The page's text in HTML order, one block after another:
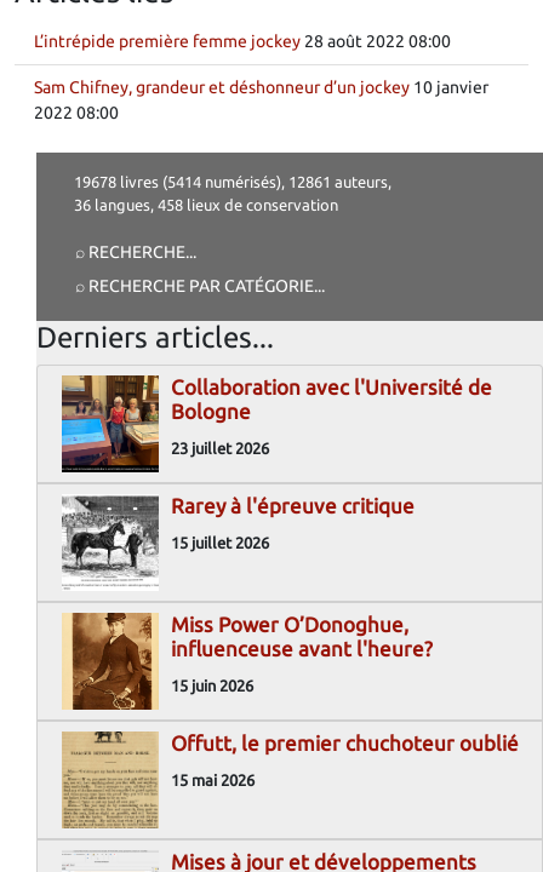
L’intrépide première femme jockey 28 août 2022 08:00
Sam Chifney, grandeur et déshonneur d’un jockey 10 janvier
2022 08:00
19678 livres (5414 numérisés), 12861 auteurs,
36 langues, 458 lieux de conservation
⌕ RECHERCHE...
⌕ RECHERCHE PAR CATÉGORIE...
Derniers articles...
Collaboration avec l'Université de
Bologne
23 juillet 2026
Rarey à l'épreuve critique
15 juillet 2026
Miss Power O’Donoghue,
influenceuse avant l'heure?
15 juin 2026
Offutt, le premier chuchoteur oublié
15 mai 2026
Mises à jour et développements